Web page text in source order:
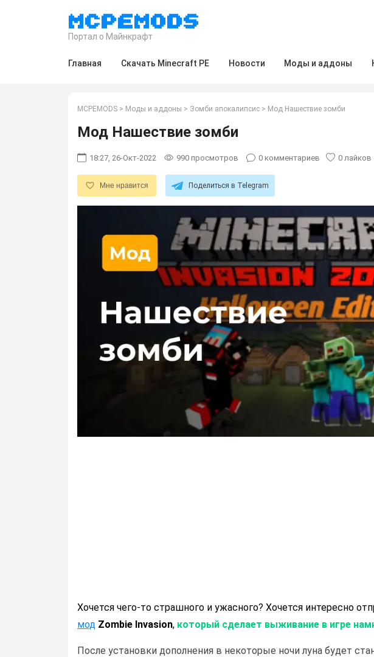
Портал о Майнкрафт
Главная Скачать Minecraft PE Новости Моды и аддоны
MCPEMODS > Моды и аддоны > Зомби апокалипсис > Мод Нашествие зомби
Мод Нашествие зомби
18:27, 26-Окт-2022 990 просмотров 0 комментариев 0 лайков
Мне нравится Поделиться в Telegram
Хочется чего-то страшного и ужасного? Хочется интересно
мод Zombie Invasion, который сделает выживание в игре
После установки дополнения в некоторые ночи луна будет